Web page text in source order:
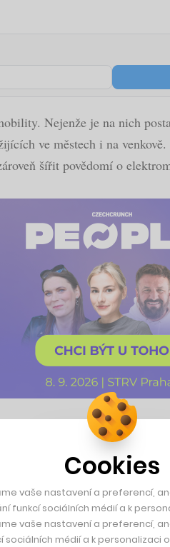
Nejenže je na nich
ve městech i na
šířit povědomí o
v oblasti
tento podnik nechybí ani
McLaren a Williams.
Cookies
vaše nastavení a preferencí,
funkcí sociálních médií a k
vaše nastavení a preferencí,
médií a k personalizaci